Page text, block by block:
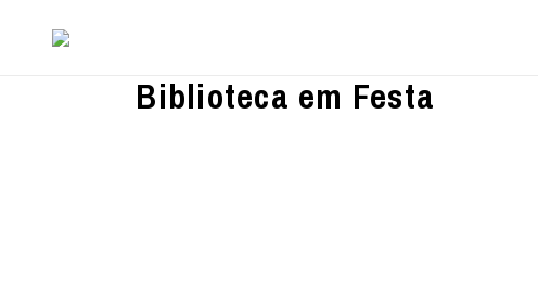
Biblioteca em Festa